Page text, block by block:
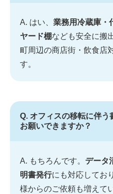
A. はい、 業務用冷蔵庫・
ヤード棚なども安全に搬
町周辺の商店街・飲食店
す。
Q. オフィスの移転に伴う
お願いできますか？
A. もちろんです。 データ
明書発行にも対応してお
様からのご依頼も増えて